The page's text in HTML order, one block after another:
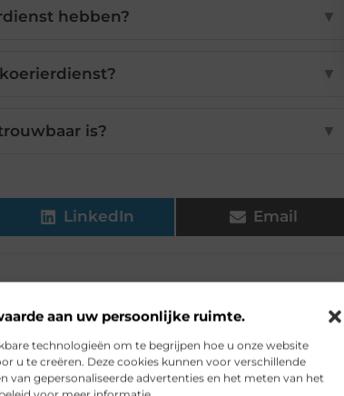
aan uw persoonlijke ruimte.
technologieën om te begrijpen hoe u onze website
u te creëren. Deze cookies kunnen voor verschillende
van gepersonaliseerde advertenties en het meten van het
hebben? ▼
▼
is? ▼
LinkedIn Email